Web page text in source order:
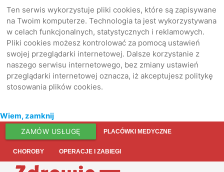
Ten serwis wykorzystuje pliki cookies, które są zapisywane
na Twoim komputerze. Technologia ta jest wykorzystywana
w celach funkcjonalnych, statystycznych i reklamowych.
Pliki cookies możesz kontrolować za pomocą ustawień
swojej przeglądarki internetowej. Dalsze korzystanie z
naszego serwisu internetowego, bez zmiany ustawień
przeglądarki internetowej oznacza, iż akceptujesz politykę
stosowania plików cookies.
Wiem, zamknij
ZAMÓW USŁUGĘ PLACÓWKI MEDYCZNE
CHOROBY OPERACJE I ZABIEGI